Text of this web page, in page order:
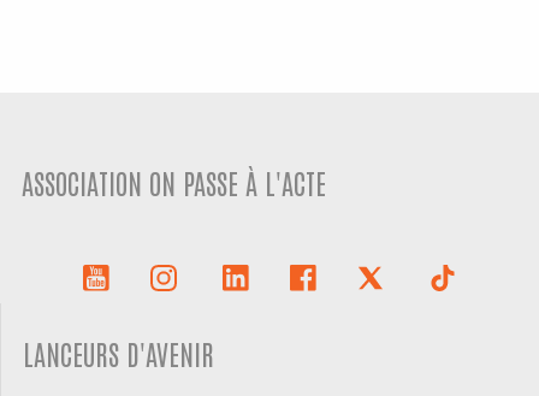
ASSOCIATION ON PASSE À L'ACTE
LANCEURS D'AVENIR